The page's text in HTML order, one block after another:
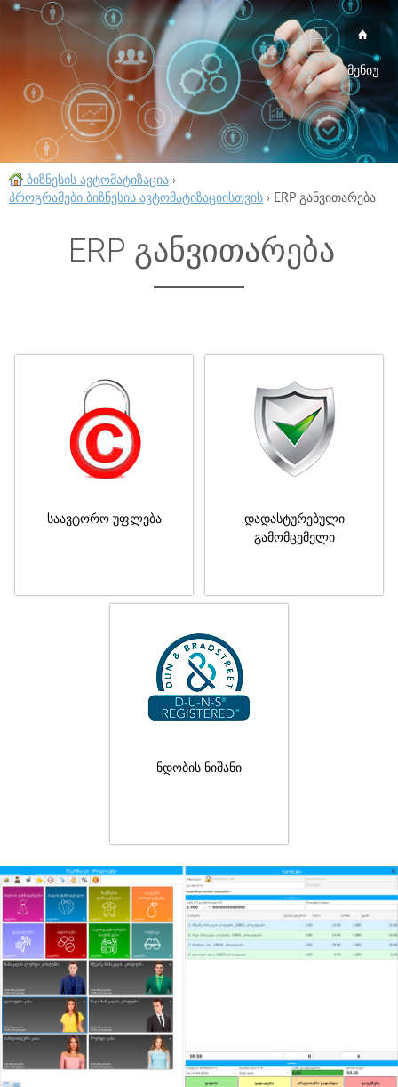
მენიუ
ბიზნესის ავტომატიზაცია ›
პროგრამები ბიზნესის ავტომატიზაციისთვის › ERP განვითარება
ERP განვითარება
საავტორო უფლება
დადასტურებული
გამომცემელი
ნდობის ნიშანი